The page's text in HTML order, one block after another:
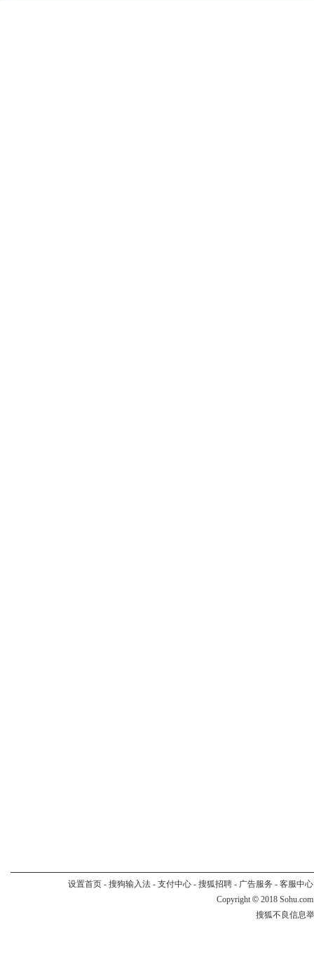
设置首页- 搜狗输入法- 支付中心- 搜狐招聘- 广告服务 - 客服中心
Copyright © 2018
搜狐不良信息